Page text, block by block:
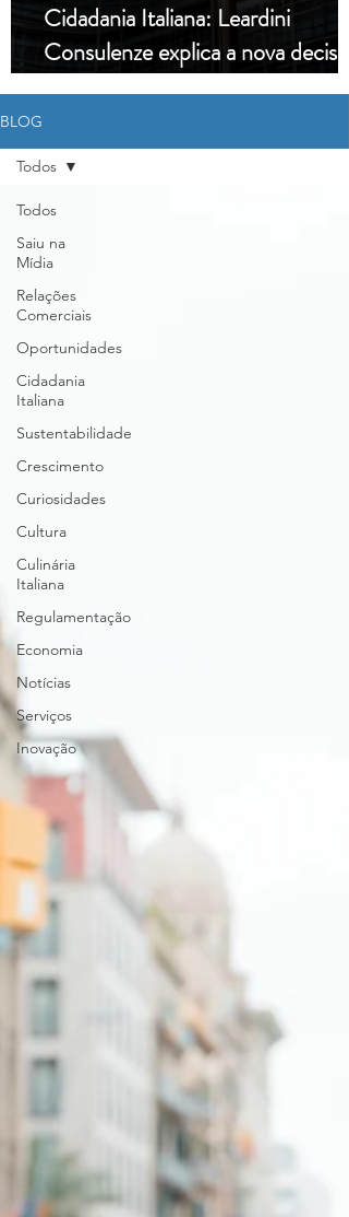
Cidadania Italiana: Leardini
Consulenze explica a nova decisão
da Corte Constitucional
BLOG
Todos
Saiu na
Mídia
Relações
Comerciais
Oportunidades
Cidadania
Italiana
Sustentabilidade
Crescimento
Curiosidades
Cultura
Culinária
Italiana
Regulamentação
Economia
Notícias
Serviços
Inovação
Todos